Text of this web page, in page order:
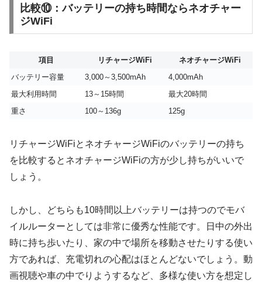
比較⑩：バッテリーの持ち時間ならネオチャー
ジWiFi
項目 リチャージWiFi
ネオチャージWiFi
バッテリー容量
3,000～3,500mAh
4,000mAh
最大利用時間
13～15時間
最大20時間
重さ
100～136g 125g
リチャージWiFiとネオチャージWiFiのバッテリーの持ち
を比較するとネオチャージWiFiの方が少し持ちがいいで
しょう。
しかし、どちらも10時間以上バッテリーは持つのでモバ
イルルーターとしては非常に優秀な性能です。日中の外出
時に持ち歩いたり、家の中で場所を移動させたりする使い
方であれば、充電切れの心配はほとんどないでしょう。動
画視聴や車の中でりようするなど、多様な使い方を想定し